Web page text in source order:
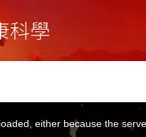
either because the